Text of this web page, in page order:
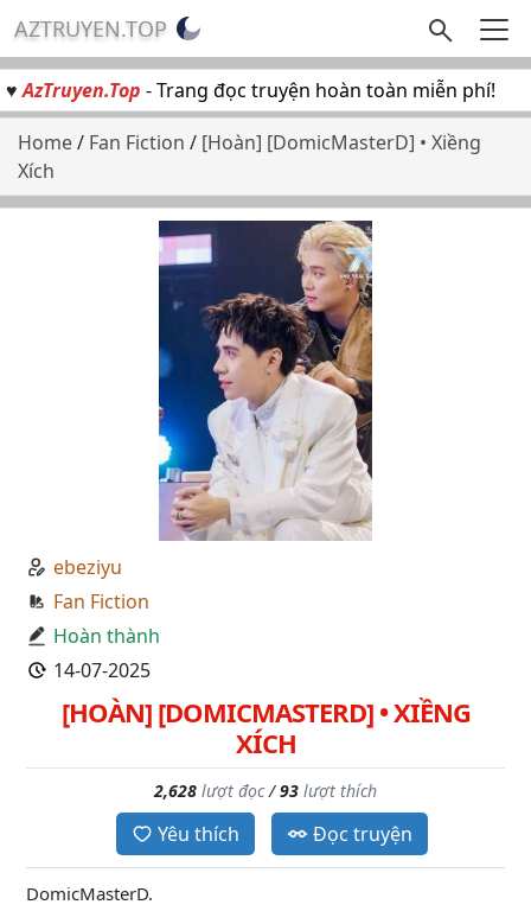
AZTRUYEN.TOP
♥AzTruyen.Top - Trang đọc truyện hoàn toàn miễn phí!
Home/ Fan Fiction / [Hoàn] [DomicMasterD] • Xiềng
Xích
ebeziyu
Fan Fiction
Hoàn thành
14-07-2025
[HOÀN] [DOMICMASTERD] • XIỀNG
XÍCH
2,628 lượt đọc/93 lượt thích
Yêu thích Đọc truyện
DomicMasterD.